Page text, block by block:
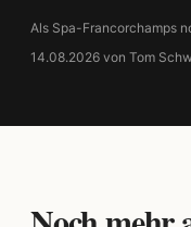
Als Spa-Francorchamps
14.08.2026 von Tom